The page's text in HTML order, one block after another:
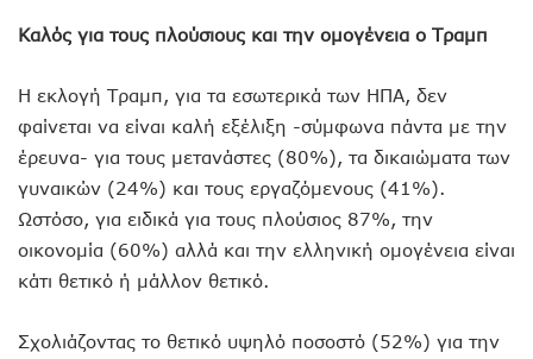
Καλός για τους πλούσιους και την ομογένεια ο Τραμπ
Η εκλογή Τραμπ, για τα εσωτερικά των ΗΠΑ, δεν
φαίνεται να είναι καλή εξέλιξη -σύμφωνα πάντα με την
έρευνα- για τους μετανάστες (80%), τα δικαιώματα των
γυναικών (24%) και τους εργαζόμενους (41%).
Ωστόσο, για ειδικά για τους πλούσιος 87%, την
οικονομία (60%) αλλά και την ελληνική ομογένεια είναι
κάτι θετικό ή μάλλον θετικό.
Σχολιάζοντας το θετικό υψηλό ποσοστό (52%) για την